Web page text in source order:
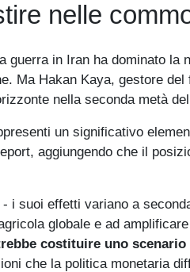
nelle
guerra in Iran ha dominato
Ma Hakan Kaya, gestore
nella seconda metà
un significativo
aggiungendo che il
i suoi effetti variano a
globale e ad
costituire uno
che la politica monetaria